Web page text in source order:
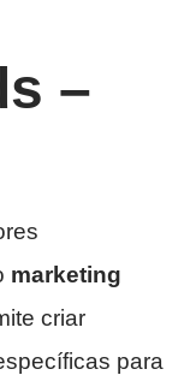
–
marketing
criar
para